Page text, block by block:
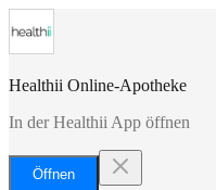
Healthii Online-Apotheke
In der Healthii App öffnen
Öffnen